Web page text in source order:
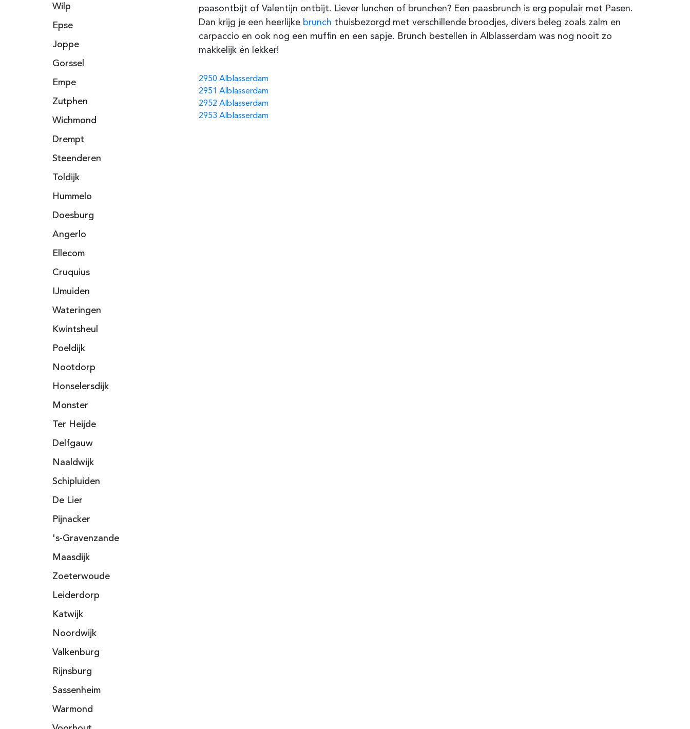
Wilp
Epse
Joppe
Gorssel
Empe
Zutphen
Wichmond
Drempt
Steenderen
Toldijk
Hummelo
Doesburg
Angerlo
Ellecom
Cruquius
IJmuiden
Wateringen
Kwintsheul
Poeldijk
Nootdorp
Honselersdijk
Monster
Ter Heijde
Delfgauw
Naaldwijk
Schipluiden
De Lier
Pijnacker
's-Gravenzande
Maasdijk
Zoeterwoude
Leiderdorp
Katwijk
Noordwijk
Valkenburg
Rijnsburg
Sassenheim
Warmond
paasontbijt of Valentijn ontbijt. Liever lunchen of brunchen? Een paasbrunch is erg populair met Pasen.
Dan krijg je een heerlijke brunch thuisbezorgd met verschillende broodjes, divers beleg zoals zalm en
carpaccio en ook nog een muffin en een sapje. Brunch bestellen in Alblasserdam was nog nooit zo
makkelijk én lekker!
2950 Alblasserdam
2951 Alblasserdam
2952 Alblasserdam
2953 Alblasserdam